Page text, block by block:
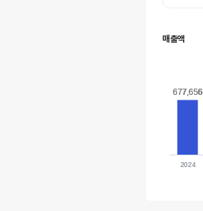
매출액
677,656
677,656
2024